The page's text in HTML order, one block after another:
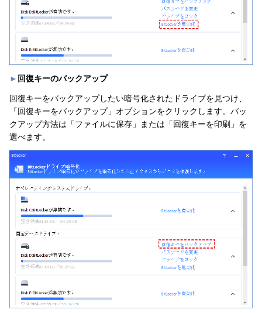
► 回復キーのバックアップ
回復キーをバックアップしたい暗号化されたドライブを見つけ、
「回復キーをバックアップ」オプションをクリックします。バッ
クアップ方法は「ファイルに保存」または「回復キーを印刷」を
選べます。